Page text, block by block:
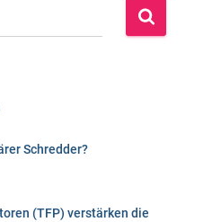
Schredder?
(TFP) verstärken die